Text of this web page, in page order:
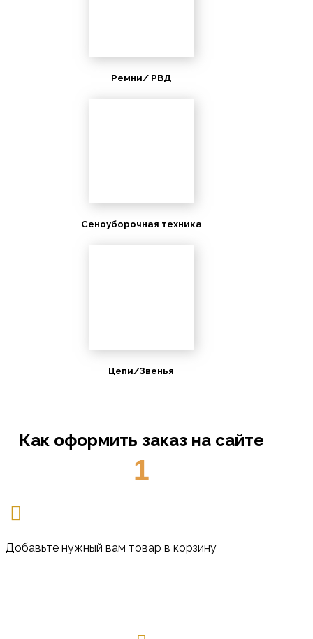
Ремни/ РВД
Сеноуборочная техника
Цепи/Звенья
Как оформить заказ на сайте
1
Добавьте нужный вам товар в корзину